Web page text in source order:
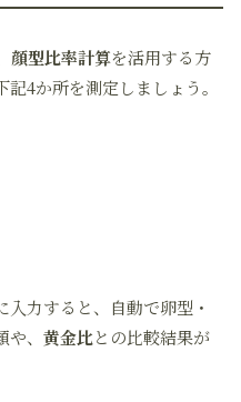
顔型比率計算を活用する方
4か所を測定しましょう。
力すると、自動で卵型・
、 黄金比との比較結果が